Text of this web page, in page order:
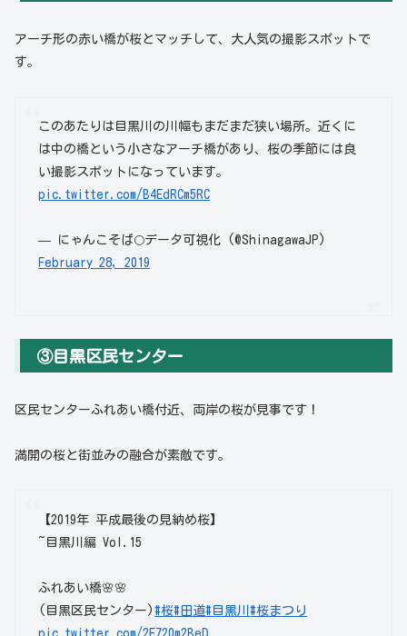
アーチ形の赤い橋が桜とマッチして、大人気の撮影スポットで
す。
このあたりは目黒川の川幅もまだまだ狭い場所。近くに
は中の橋という小さなアーチ橋があり、桜の季節には良
い撮影スポットになっています。
pic.twitter.com/B4EdRCm5RC
— にゃんこそば🌕データ可視化 (@ShinagawaJP)
February 28, 2019
③目黒区民センター
区民センターふれあい橋付近、両岸の桜が見事です！
満開の桜と街並みの融合が素敵です。
【2019年 平成最後の見納め桜】
~目黒川編 Vol.15
ふれあい橋🌸🌸
(目黒区民センター)#桜#田道#目黒川#桜まつり
pic.twitter.com/2F720m2BeD